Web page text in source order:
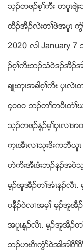
သ့ဥတဖဥစ့ႈကီး တပူၚဖ်ဲ
ထီဥအီဥလဲးတႈဖဲအပူၚ ကြံ
2020 လါ January
ဥစ့ႈကီးဘဥသံ၀ဲဒဥအိဥအ
ခ်ဳးတုၚအခါစ့ႈကီး ပွၚလဲ
၄၀၀၀ ဘဥတႈက၀ီၚတံႈ
သ့ဥတဖဥန့ဥမ့ႈပွၚလ႕
က့ၚအီၚလ႕သုးဒိးကဘီဎူၚ
ဟဲကိးအီၚဒံးဘဥန့ဥအ၀ဲသ့
မ့ဥအူအီဥတႈအံၚန့ဥလီၚ.
ပနီိဥ၀ဲလ႕အမ့ႈ မ့ဥအူအီ
အပူၚန့ဥလီၚ. မ့ဥအူအီဥ
ဘဥဟးဂီၚကြံဏ၀ဲအါအါ